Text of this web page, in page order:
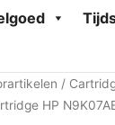
/
HP